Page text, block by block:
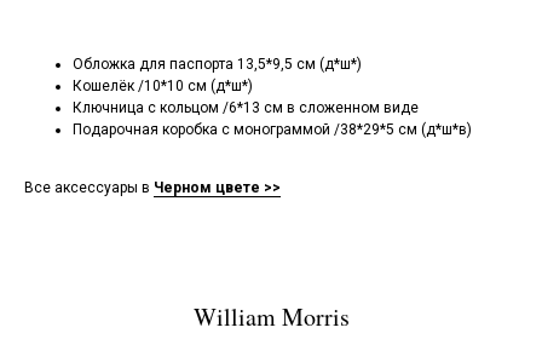
Обложка для паспорта 13,5*9,5 см (д*ш*)
Кошелёк /10*10 см (д*ш*)
Ключница с кольцом /6*13 см в сложенном виде
Подарочная коробка с монограммой /38*29*5 см (д*ш*в)
Все аксессуары в Черном цвете >>
William Morris